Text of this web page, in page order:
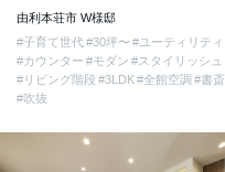
由利本荘市 W様邸
#子育て世代 #30坪〜 #ユーティリティ
#カウンター #モダン #スタイリッシュ
#リビング階段 #3LDK#全館空調 #書斎
#吹抜